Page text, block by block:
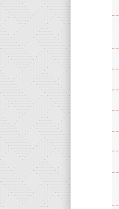
košíka